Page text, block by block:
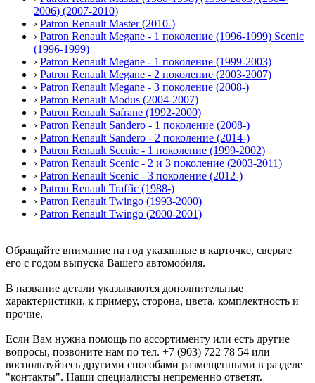
2006) (2007-2010)
› Patron Renault Master (2010-)
› Patron Renault Megane - 1 поколение (1996-1999) Scenic
(1996-1999)
› Patron Renault Megane - 1 поколение (1999-2003)
› Patron Renault Megane - 2 поколение (2003-2007)
› Patron Renault Megane - 3 поколение (2008-)
› Patron Renault Modus (2004-2007)
› Patron Renault Safrane (1992-2000)
› Patron Renault Sandero - 1 поколение (2008-)
› Patron Renault Sandero - 2 поколение (2014-)
› Patron Renault Scenic - 1 поколение (1999-2002)
› Patron Renault Scenic - 2 и 3 поколение (2003-2011)
› Patron Renault Scenic - 3 поколение (2012-)
› Patron Renault Traffic (1988-)
› Patron Renault Twingo (1993-2000)
› Patron Renault Twingo (2000-2001)
Обращайте внимание на год указанные в карточке, сверьте
его с годом выпуска Вашего автомобиля.
В название детали указываются дополнительные
характеристики, к примеру, сторона, цвета, комплектность и
прочие.
Если Вам нужна помощь по ассортименту или есть другие
вопросы, позвоните нам по тел. +7 (903) 722 78 54 или
воспользуйтесь другими способами размещенными в разделе
"контакты". Наши специалисты непременно ответят.